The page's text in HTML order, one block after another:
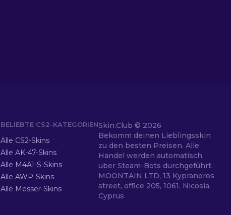
BELIEBTE CS2-KATEGORIEN
Alle CS2-Skins
Alle AK-47-Skins
Alle M4A1-S-Skins
Alle AWP-Skins
Alle Messer-Skins
Skin.Club © 2026
Bekomm deinen Lieblingsskin
zu den besten Preisen. Alle
Handel werden automatisch
über Steam-Bots durchgeführt.
MOONTAIN LTD, 13 Kypranoros
street, office 205, 1061, Nicosia,
Cyprus